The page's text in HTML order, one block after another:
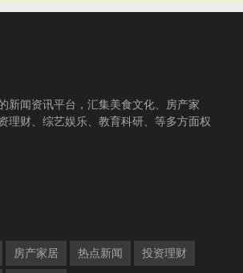
新闻资讯平台，汇集美食文化、房产家
理财、综艺娱乐、教育科研、等多方面权
房产家居 热点新闻 投资理财